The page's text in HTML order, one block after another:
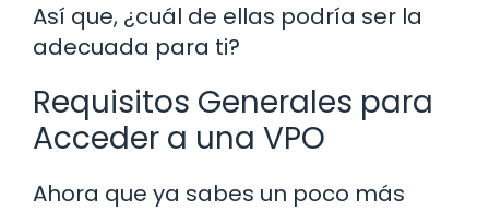
Así que, ¿cuál de ellas podría ser la
adecuada para ti?
Requisitos Generales para
Acceder a una VPO
Ahora que ya sabes un poco más